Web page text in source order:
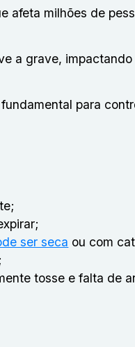
afeta milhões de
a grave, impactando
para
ser seca ou com
tosse e falta de